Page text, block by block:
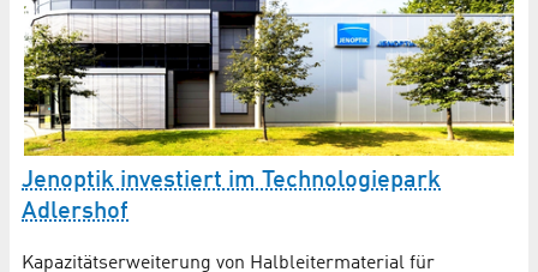
Jenoptik investiert im Technologiepark
Adlershof
Kapazitätserweiterung von Halbleitermaterial für